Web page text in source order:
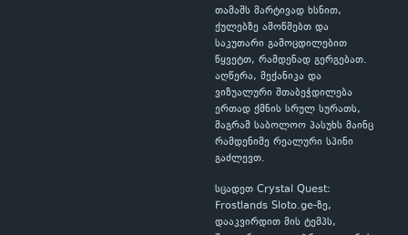
თამაშს მარტივად ხსნით,
ქულებზე ამოწმებთ და
საკუთარი გამოცდილებით
წყვეტთ, რამდენად გერგებათ.
აღწერა, მექანიკა და
ვიზუალური შთაბეჭდილება
ერთად ქმნის სრულ სურათს,
მაგრამ საბოლოო პასუხს მაინც
რამდენიმე რეალური სპინი
გაძლევთ.
სცადეთ Crystal Quest:
Frostlands Sloto.ge-ზე,
დააკვირდით მის ტემპს,